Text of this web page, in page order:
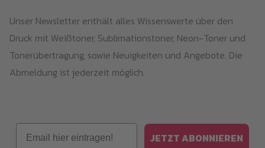
Unser Newsletter enthält alles Wissenswerte über den
Druck mit Weißtoner, Sublimationstoner, Neon-Toner und
Tonerübertragung, sowie Neuigkeiten und Angebote. Die
Abmeldung ist jederzeit möglich.
Email
JETZT ABONNIEREN